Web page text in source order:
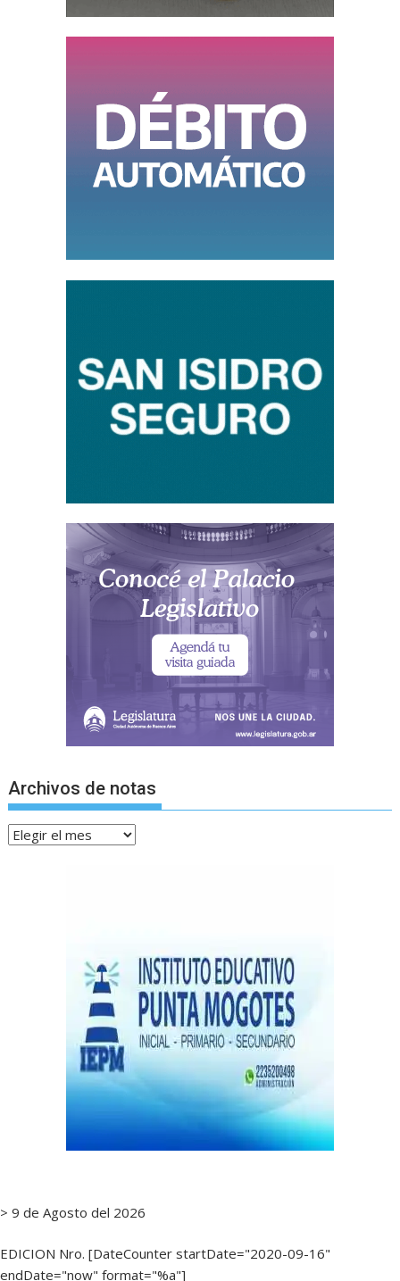
Archivos de notas
Archivos
> 9 de Agosto del 2026
EDICION Nro. [DateCounter startDate="2020-09-16"
endDate="now" format="%a"]